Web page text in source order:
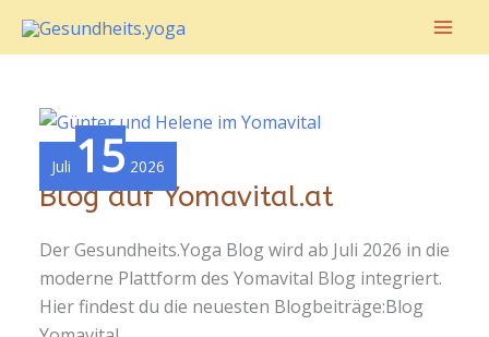
Inhalt
Blog auf Yomavital.at
Der Gesundheits.Yoga Blog wird ab Juli 2026 in die
moderne Plattform des Yomavital Blog integriert.
Hier findest du die neuesten Blogbeiträge:Blog
Juli 15 2026